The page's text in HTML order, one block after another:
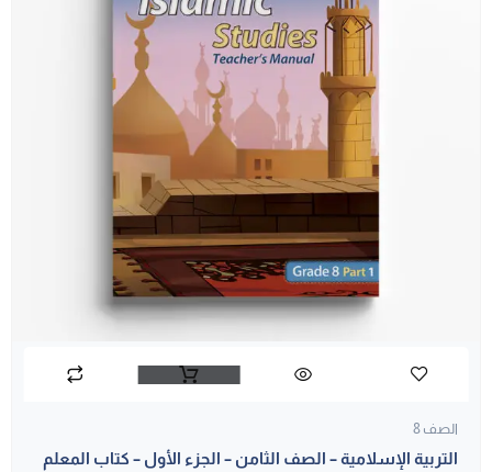
الصف 8
التربية الإسلامية – الصف الثامن – الجزء الأول – كتاب المعلم